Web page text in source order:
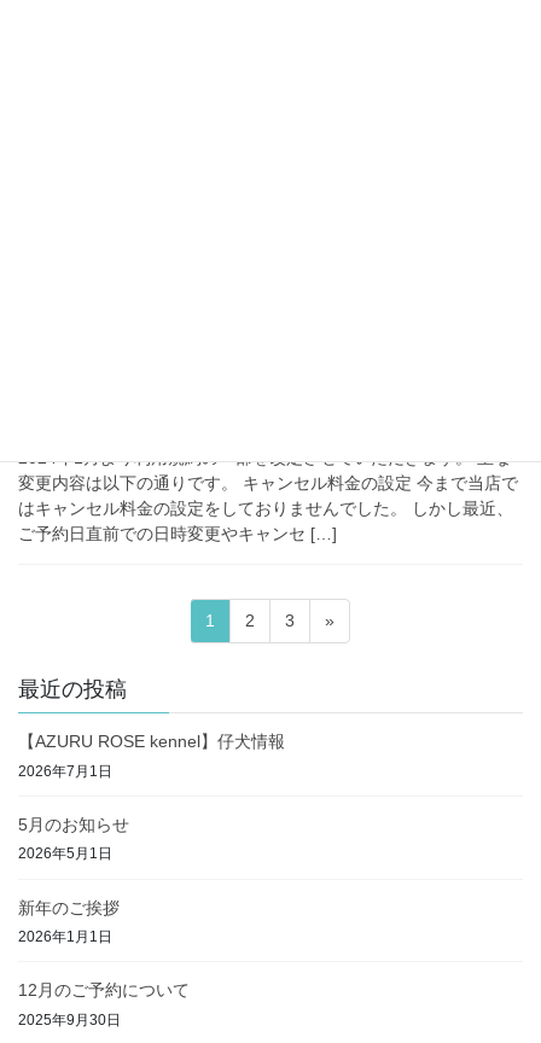
2024年1月より利用規約の一部を改定させていただきます。 主な
変更内容は以下の通りです。 キャンセル料金の設定 今まで当店で
はキャンセル料金の設定をしておりませんでした。 しかし最近、
ご予約日直前での日時変更やキャンセ […]
の
ペ
ー
送
り
固
定
ジ
1
固
定
ジ
2
固
定
3 »
最近の投稿
【AZURU ROSE kennel】仔犬情報
2026年7月1日
5月のお知らせ
2026年5月1日
新年のご挨拶
2026年1月1日
12月のご予約について
2025年9月30日